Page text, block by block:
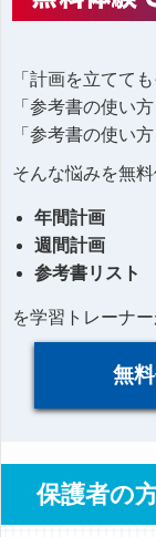
「計画を立てて
「参考書の使い
「参考書の使い
そんな悩みを無
年間計画
週間計画
参考書リスト
を学習トレーナ
無
保護者の